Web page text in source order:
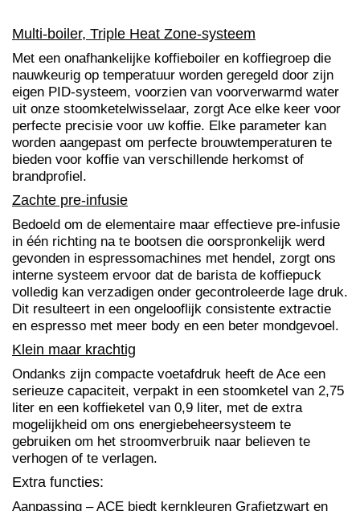
Multi-boiler, Triple Heat Zone-systeem
Met een onafhankelijke koffieboiler en koffiegroep die
nauwkeurig op temperatuur worden geregeld door zijn
eigen PID-systeem, voorzien van voorverwarmd water
uit onze stoomketelwisselaar, zorgt Ace elke keer voor
perfecte precisie voor uw koffie. Elke parameter kan
worden aangepast om perfecte brouwtemperaturen te
bieden voor koffie van verschillende herkomst of
brandprofiel.
Zachte pre-infusie
Bedoeld om de elementaire maar effectieve pre-infusie
in één richting na te bootsen die oorspronkelijk werd
gevonden in espressomachines met hendel, zorgt ons
interne systeem ervoor dat de barista de koffiepuck
volledig kan verzadigen onder gecontroleerde lage druk.
Dit resulteert in een ongelooflijk consistente extractie
en espresso met meer body en een beter mondgevoel.
Klein maar krachtig
Ondanks zijn compacte voetafdruk heeft de Ace een
serieuze capaciteit, verpakt in een stoomketel van 2,75
liter en een koffieketel van 0,9 liter, met de extra
mogelijkheid om ons energiebeheersysteem te
gebruiken om het stroomverbruik naar believen te
verhogen of te verlagen.
Extra functies:
Aanpassing – ACE biedt kernkleuren Grafietzwart en